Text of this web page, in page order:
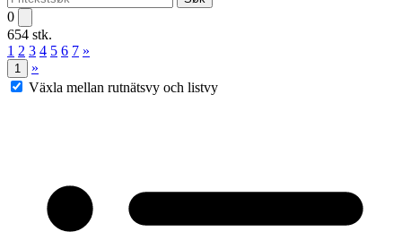
0
654 stk.
1 2 3 4 5 6 7 »
1
»
Växla mellan rutnätsvy och listvy